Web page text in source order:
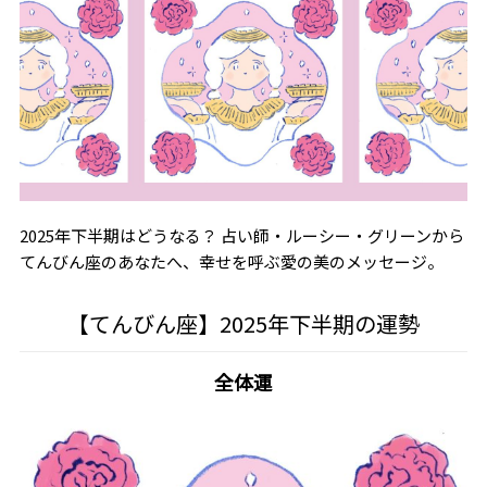
2025年下半期はどうなる？ 占い師・ルーシー・グリーンから
てんびん座のあなたへ、幸せを呼ぶ愛の美のメッセージ。
【てんびん座】2025年下半期の運勢
全体運